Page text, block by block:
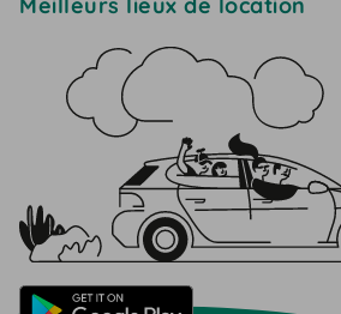
Meilleurs lieux de location